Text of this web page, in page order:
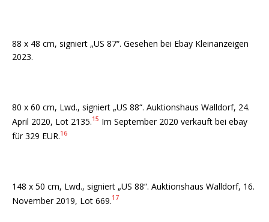
88 x 48 cm, signiert „US 87“. Gesehen bei Ebay Kleinanzeigen
2023.
80 x 60 cm, Lwd., signiert „US 88“. Auktionshaus Walldorf, 24.
April 2020, Lot 2135.15 Im September 2020 verkauft bei ebay
für 329 EUR.16
148 x 50 cm, Lwd., signiert „US 88“. Auktionshaus Walldorf, 16.
November 2019, Lot 669.17